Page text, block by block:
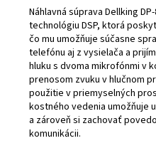
Náhlavná súprava Dellking
technológiu DSP, ktorá
čo mu umožňuje súčasne
telefónu aj z vysielača a
hluku s dvoma mikrofónmi v
prenosom zvuku v hlučnom
použitie v priemyselných
kostného vedenia umožňuje
a zároveň si zachovať
komunikácii.